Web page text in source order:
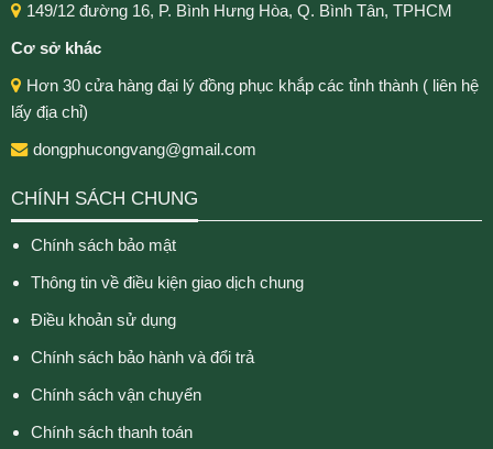
149/12 đường 16, P. Bình Hưng Hòa, Q. Bình Tân, TPHCM
Cơ sở khác
Hơn 30 cửa hàng đại lý đồng phục khắp các tỉnh thành ( liên hệ
lấy địa chỉ)
dongphucongvang@gmail.com
CHÍNH SÁCH CHUNG
Chính sách bảo mật
Thông tin về điều kiện giao dịch chung
Điều khoản sử dụng
Chính sách bảo hành và đổi trả
Chính sách vận chuyển
Chính sách thanh toán